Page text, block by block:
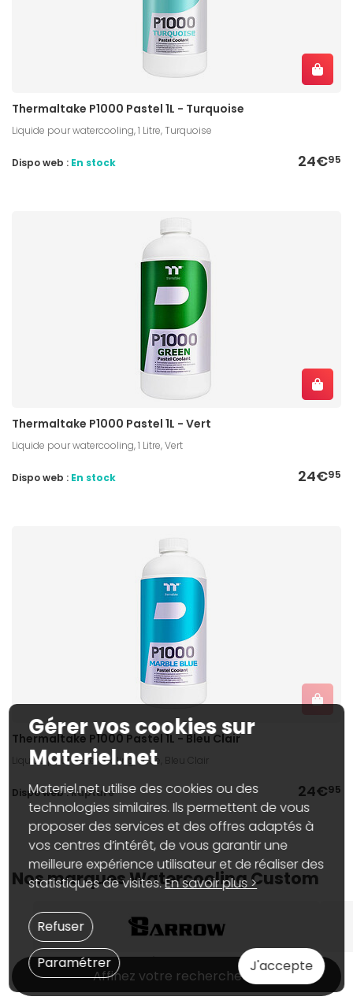
Thermaltake P1000 Pastel 1L - Turquoise
Liquide pour watercooling, 1 Litre, Turquoise
24€95
Dispo web : En stock
Thermaltake P1000 Pastel 1L - Vert
Liquide pour watercooling, 1 Litre, Vert
24€95
Dispo web : En stock
Thermaltake P1000 Pastel 1L - Bleu Clair
Liquide pour watercooling, 1 Litre, Bleu Clair
24€95
Dispo web :Rupture
Nos marques Watercooling Custom
Watercooling Custom Barrow
Affinez votre recherche
Gérer vos cookies sur
Materiel.net
Materiel.net utilise des cookies ou des
technologies similaires. Ils permettent de vous
proposer des services et des offres adaptés à
vos centres d’intérêt, de vous garantir une
meilleure expérience utilisateur et de réaliser des
statistiques de visites.En savoir plus >
J'accepte
Paramétrer
Refuser